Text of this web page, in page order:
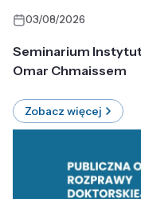
03/08/2026
Seminarium
Omar Chmaissem
Zobacz więcej